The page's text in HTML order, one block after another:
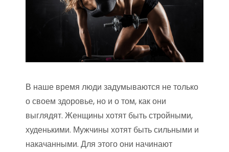
В наше время люди задумываются не только
о своем здоровье, но и о том, как они
выглядят. Женщины хотят быть стройными,
худенькими. Мужчины хотят быть сильными и
накачанными. Для этого они начинают